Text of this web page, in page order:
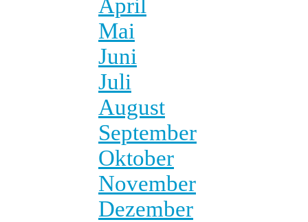
April
Mai
Juni
Juli
August
September
Oktober
November
Dezember